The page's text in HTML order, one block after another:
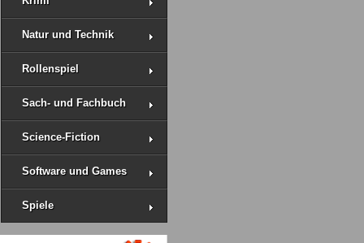
Natur und Technik
Rollenspiel
Sach- und Fachbuch
Science-Fiction
Software und Games
Spiele